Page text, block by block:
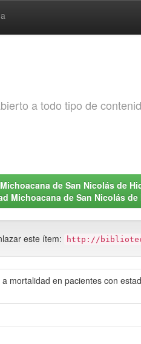
a todo tipo de
de San Nicolás de
Michoacana de San Nicolás de
este ítem: http://
mortalidad en pacientes con